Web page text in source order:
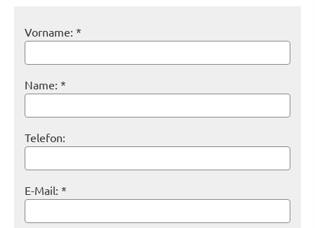
Vorname: *
Name: *
Telefon:
E-Mail: *